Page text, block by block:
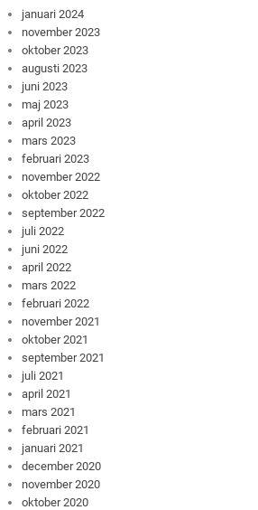
januari 2024
november 2023
oktober 2023
augusti 2023
juni 2023
maj 2023
april 2023
mars 2023
februari 2023
november 2022
oktober 2022
september 2022
juli 2022
juni 2022
april 2022
mars 2022
februari 2022
november 2021
oktober 2021
september 2021
juli 2021
april 2021
mars 2021
februari 2021
januari 2021
december 2020
november 2020
oktober 2020